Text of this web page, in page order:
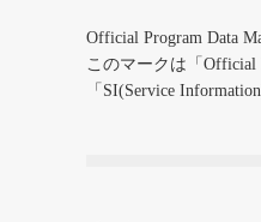
Official Program Data
このマークは「Official
「SI(Service